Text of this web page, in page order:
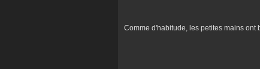
Comme d'habitude, les petites mains ont